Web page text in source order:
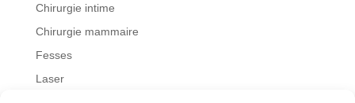
Chirurgie intime
Chirurgie mammaire
Fesses
Laser